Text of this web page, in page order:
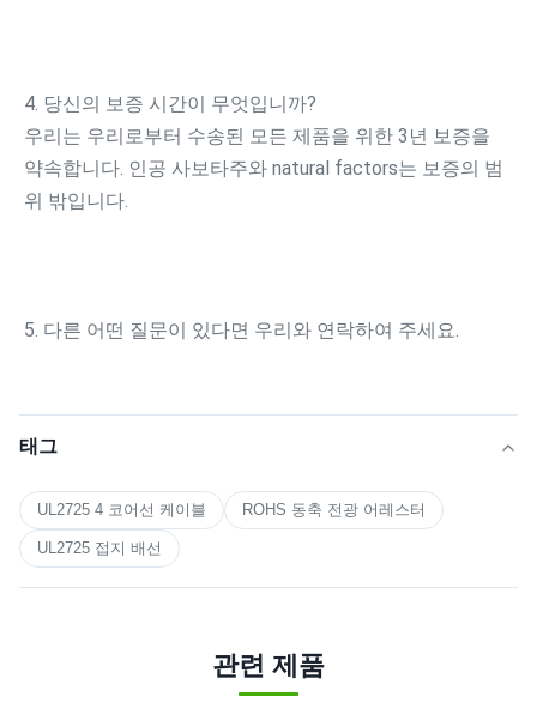
4. 당신의 보증 시간이 무엇입니까?
우리는 우리로부터 수송된 모든 제품을 위한 3년 보증을
약속합니다. 인공 사보타주와 natural factors는 보증의 범
위 밖입니다.
5. 다른 어떤 질문이 있다면 우리와 연락하여 주세요.
태그
UL2725 4 코어선 케이블 ROHS 동축 전광 어레스터
UL2725 접지 배선
관련 제품